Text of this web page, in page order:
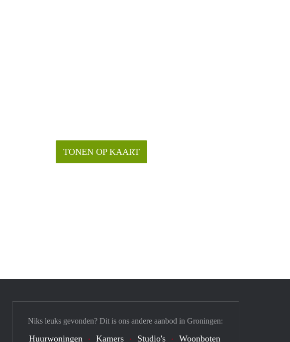
TONEN OP KAART
Niks leuks gevonden? Dit is ons andere aanbod in Groningen:
Huurwoningen Kamers Studio's Woonboten